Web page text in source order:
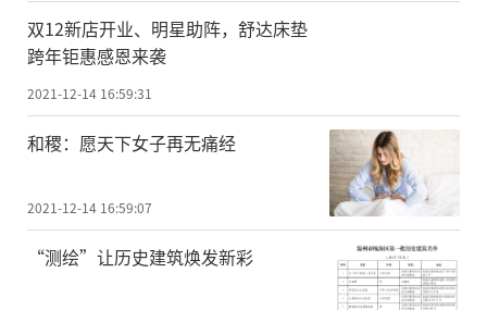
双12新店开业、明星助阵，舒达床垫
跨年钜惠感恩来袭
2021-12-14 16:59:31
和稷：愿天下女子再无痛经
2021-12-14 16:59:07
“测绘”让历史建筑焕发新彩